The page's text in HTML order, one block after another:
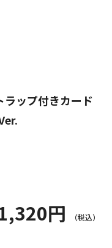
ラップ付きカード
円